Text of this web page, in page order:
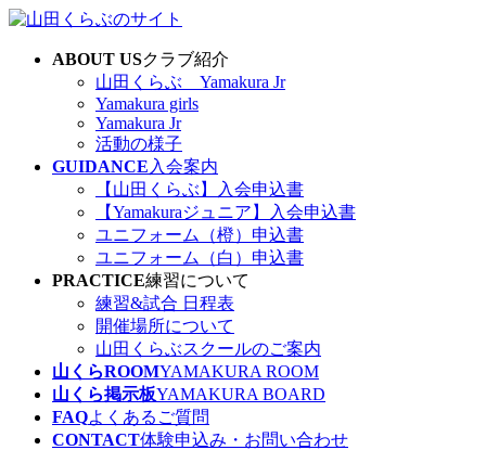
コ
ナ
ABOUT USクラブ紹介
山田くらぶ Yamakura Jr
Yamakura girls
Yamakura Jr
活動の様子
GUIDANCE 入会案内
【山田くらぶ】入会申込書
【Yamakuraジュニア】入会申込書
ユニフォーム（橙）申込書
ユニフォーム（白）申込書
PRACTICE練習について
練習&試合 日程表
開催場所について
山田くらぶスクールのご案内
山くらROOMYAMAKURA ROOM
山くら掲示板YAMAKURA BOARD
FAQよくあるご質問
CONTACT体験申込み・お問い合わせ